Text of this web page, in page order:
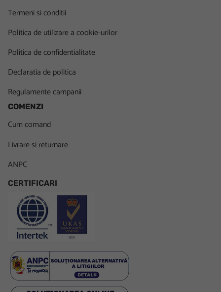
Termeni si conditii
Politica de utilizare a cookie-urilor
Politica de confidentialitate
Declaratia de politica
Regulamente campanii
COMENZI
Cum comand
Livrare si returnare
ANPC
CERTIFICARI